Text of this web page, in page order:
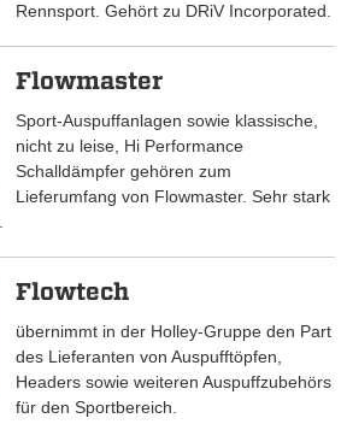
Rennsport. Gehört zu DRiV Incorporated.
Flowmaster
Sport-Auspuffanlagen sowie klassische,
nicht zu leise, Hi Performance
Schalldämpfer gehören zum
Lieferumfang von Flowmaster. Sehr stark
Flowtech
übernimmt in der Holley-Gruppe den Part
des Lieferanten von Auspufftöpfen,
Headers sowie weiteren Auspuffzubehörs
für den Sportbereich.